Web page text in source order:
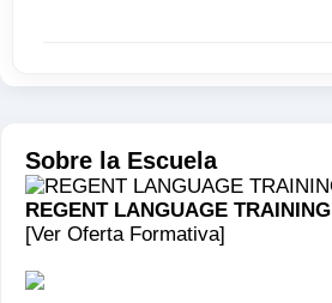
Sobre la Escuela
REGENT LANGUAGE TRAINING
[Ver Oferta Formativa]